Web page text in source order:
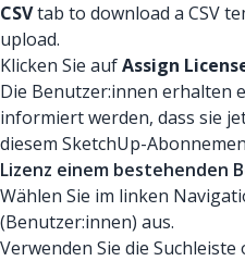
CSVtab to download a CSV
upload.
Klicken Sie aufAssign
Die Benutzer:innen erhalten
informiert werden, dass sie
diesem SketchUp-
Lizenz einem bestehenden
Wählen Sie im linken
(Benutzer:innen) aus.
Verwenden Sie die